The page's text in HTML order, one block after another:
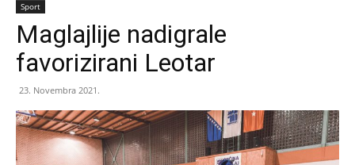
riječ
Sport
Maglajlije nadigrale
favorizirani Leotar
23. Novembra 2021.